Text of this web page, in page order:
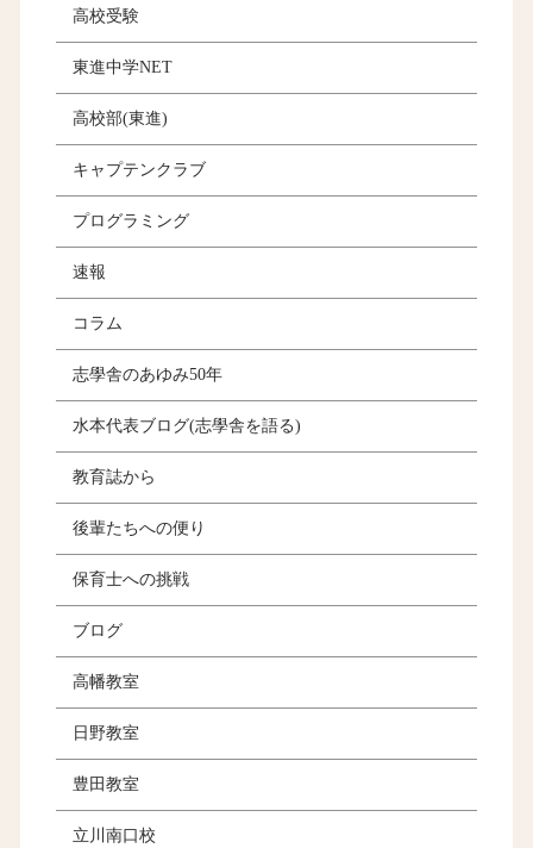
高校受験
東進中学NET
高校部(東進)
キャプテンクラブ
プログラミング
速報
コラム
志學舎のあゆみ50年
水本代表ブログ(志學舎を語る)
教育誌から
後輩たちへの便り
保育士への挑戦
ブログ
高幡教室
日野教室
豊田教室
立川南口校